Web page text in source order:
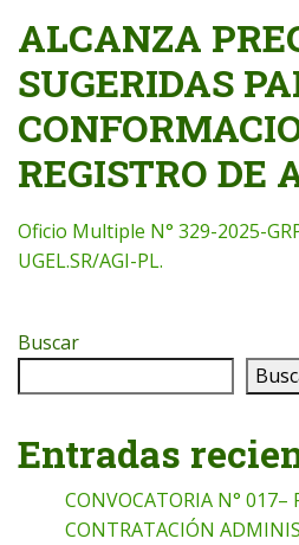
ALCANZA
SUGERIDAS
REGISTRO DE
Oficio Multiple N° 329-2025-
UGEL.SR/AGI-PL.
Buscar
Entradas
CONVOCATORIA N° 017–
CONTRATACIÓN